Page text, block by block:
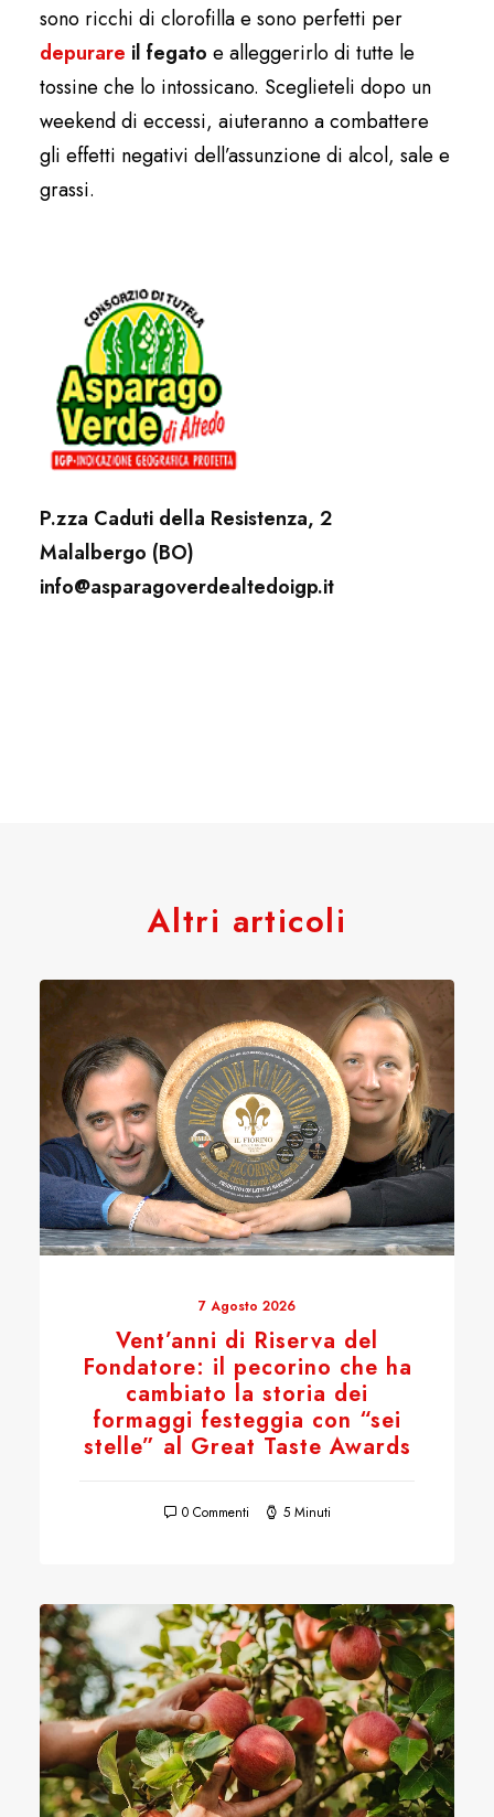
sono ricchi di clorofilla e sono perfetti per
depurare il fegato e alleggerirlo di tutte le
tossine che lo intossicano. Sceglieteli dopo un
weekend di eccessi, aiuteranno a combattere
gli effetti negativi dell’assunzione di alcol, sale e
grassi.
P.zza Caduti della Resistenza, 2
Malalbergo (BO)
info@asparagoverdealtedoigp.it
Altri articoli
7 Agosto 2026
Vent’anni di Riserva del
Fondatore: il pecorino che ha
cambiato la storia dei
formaggi festeggia con “sei
stelle” al Great Taste Awards
0 Commenti 5 Minuti